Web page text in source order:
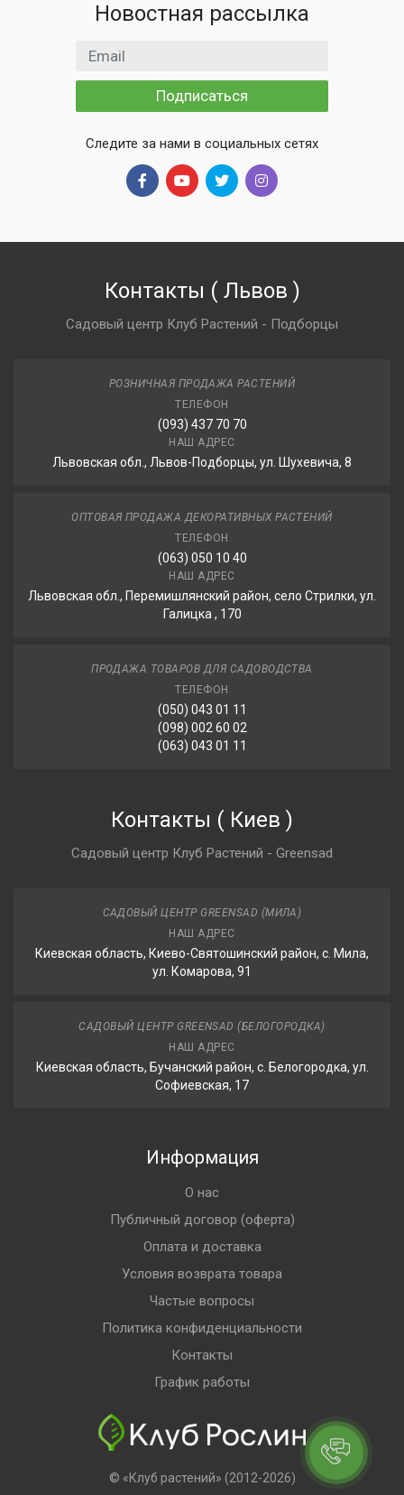
Новостная рассылка
Email адрес
Подписаться
Следите за нами в социальных сетях
Контакты ( Львов )
Садовый центр Клуб Растений - Подборцы
РОЗНИЧНАЯ ПРОДАЖА РАСТЕНИЙ
ТЕЛЕФОН
(093) 437 70 70
НАШ АДРЕС
Львовская обл., Львов-Подборцы, ул. Шухевича, 8
ОПТОВАЯ ПРОДАЖА ДЕКОРАТИВНЫХ РАСТЕНИЙ
ТЕЛЕФОН
(063) 050 10 40
НАШ АДРЕС
Львовская обл., Перемишлянский район, село Стрилки, ул.
Галицка , 170
ПРОДАЖА ТОВАРОВ ДЛЯ САДОВОДСТВА
ТЕЛЕФОН
(050) 043 01 11
(098) 002 60 02
(063) 043 01 11
Контакты ( Киев )
Садовый центр Клуб Растений - Greensad
САДОВЫЙ ЦЕНТР GREENSAD (МИЛА)
НАШ АДРЕС
Киевская область, Киево-Святошинский район, с. Мила,
ул. Комарова, 91
САДОВЫЙ ЦЕНТР GREENSAD (БЕЛОГОРОДКА)
НАШ АДРЕС
Киевская область, Бучанский район, с. Белогородка, ул.
Софиевская, 17
Информация
О нас
Публичный договор (оферта)
Оплата и доставка
Условия возврата товара
Частые вопросы
Политика конфиденциальности
Контакты
График работы
© «Клуб растений» (2012-2026)